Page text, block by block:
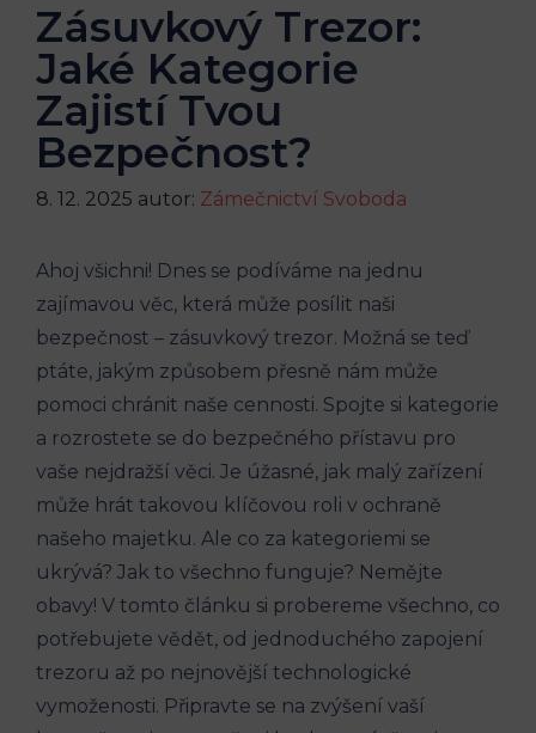
Zásuvkový Trezor:
Jaké Kategorie
Zajistí Tvou
Bezpečnost?
8. 12. 2025 autor: Zámečnictví Svoboda
Ahoj všichni! Dnes se podíváme na jednu
zajímavou věc, která může posílit naši
bezpečnost – zásuvkový trezor. Možná se teď
ptáte, jakým způsobem přesně nám může
pomoci chránit naše cennosti. Spojte si kategorie
a rozrostete se do bezpečného přístavu pro
vaše nejdražší věci. Je úžasné, jak malý zařízení
může hrát takovou klíčovou roli v ochraně
našeho majetku. Ale co za kategoriemi se
ukrývá? Jak to všechno funguje? Nemějte
obavy! V tomto článku si probereme všechno, co
potřebujete vědět, od jednoduchého zapojení
trezoru až po nejnovější technologické
vymoženosti. Připravte se na zvýšení vaší